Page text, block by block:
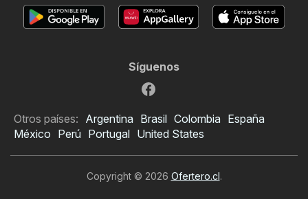
Síguenos
Otros países: Argentina Brasil Colombia España
México Perú Portugal United States
Copyright © 2026 Ofertero.cl.